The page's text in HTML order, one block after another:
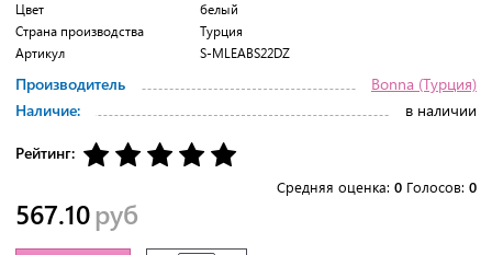
Цвет
белый
Страна производства
Турция
Артикул
S-MLEABS22DZ
Производитель
Bonna (Турция)
Наличие:
в наличии
Рейтинг:
Средняя оценка: 0 Голосов: 0
567.10руб